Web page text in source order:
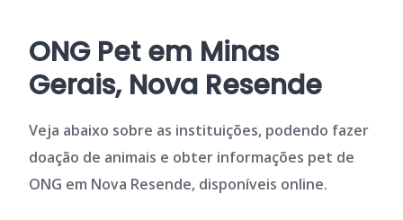
ONG Pet em Minas
Gerais, Nova Resende
Veja abaixo sobre as instituições, podendo fazer
doação de animais e obter informações pet de
ONG em Nova Resende, disponíveis online.